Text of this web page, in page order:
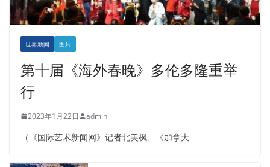
世界新闻 图片
第十届《海外春晚》多伦多隆重举
行
2023年1月22日 admin
（《国际艺术新闻网》记者北美枫、《加拿大